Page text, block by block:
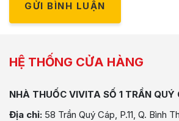
GỬI BÌNH LUẬN
HỆ THỐNG CỬA HÀNG
NHÀ THUỐC VIVITA SỐ 1 TRẦN QUÝ
Địa chỉ: 58 Trần Quý Cáp, P.11, Q. Bình